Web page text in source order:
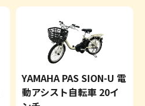
YAMAHA PAS SION-U 電
動アシスト自転車 20イ